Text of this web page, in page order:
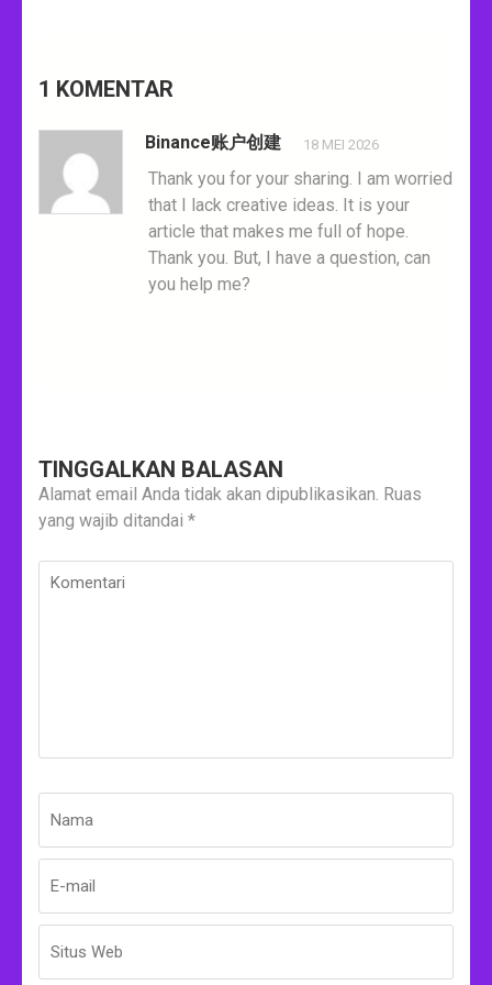
1 KOMENTAR
Binance账户创建 18 MEI 2026
Thank you for your sharing. I am worried
that I lack creative ideas. It is your
article that makes me full of hope.
Thank you. But, I have a question, can
you help me?
TINGGALKAN BALASAN
Alamat email Anda tidak akan dipublikasikan. Ruas
yang wajib ditandai *
Komentari